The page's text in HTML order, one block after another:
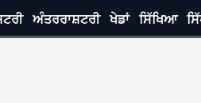
ਅੰਤਰਰਾਸ਼ਟਰੀ ਖੇਡਾਂ ਸਿੱਖਿਆ